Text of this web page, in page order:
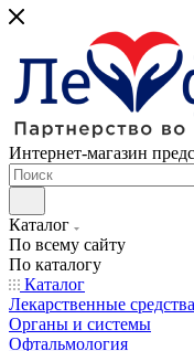
Интернет-магазин
Каталог
По всему сайту
По каталогу
Каталог
Лекарственные средства
Органы и системы
Офтальмология